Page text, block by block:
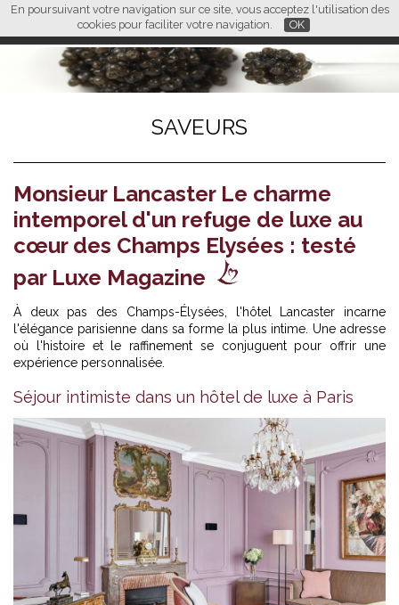
En poursuivant votre navigation sur ce site, vous acceptez l'utilisation des
cookies pour faciliter votre navigation.
OK
FR EN CN
L M
SAVEURS
Monsieur Lancaster Le charme
intemporel d'un refuge de luxe au
cœur des Champs Elysées : testé
par Luxe Magazine
À deux pas des Champs-Élysées, l'hôtel Lancaster incarne
l'élégance parisienne dans sa forme la plus intime. Une adresse
où l'histoire et le raffinement se conjuguent pour offrir une
expérience personnalisée.
Séjour intimiste dans un hôtel de luxe à Paris